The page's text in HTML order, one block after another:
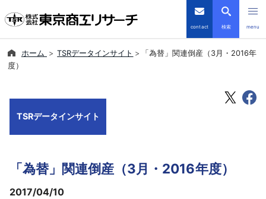
contact 検索 menu
ホーム TSRデータインサイト
「為替」関連倒産（3月・2016年
度）
TSRデータインサイト
「為替」関連倒産（3月・2016年度）
2017/04/10